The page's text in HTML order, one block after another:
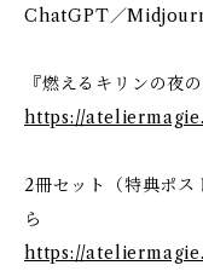
ChatGPT／
『燃えるキリンの夜
https://
2冊セット（特典ポス
ら
https://